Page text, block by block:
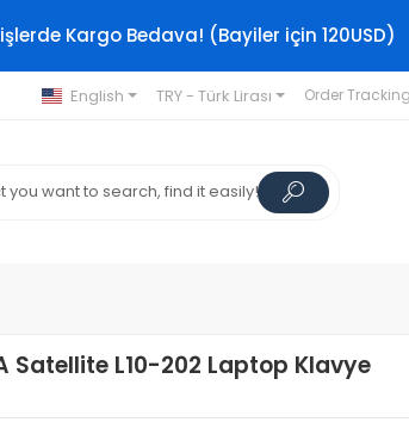
Kargo Bedava! (Bayiler için 120USD)
English TRY - Türk Lirası Order Tracking
Satellite L10-202 Laptop Klavye